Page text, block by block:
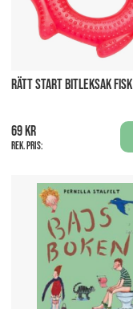
RÄTT START BITLEKSAK FISK
69 kr
Rek. pris: